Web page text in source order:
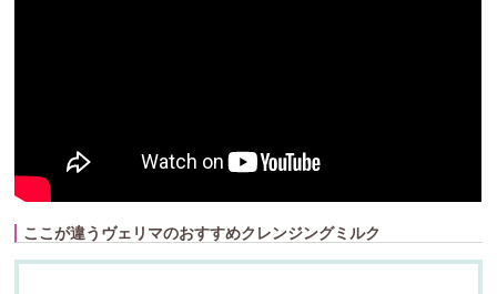
ここが違うヴェリマのおすすめクレンジングミルク